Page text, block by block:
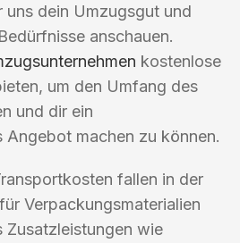
dein Umzugsgut und
anschauen.
kostenlose
um den Umfang des
und dir ein
Angebot machen zu können.
fallen in der
Verpackungsmaterialien
Zusatzleistungen wie